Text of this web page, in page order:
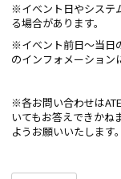
※イベント日やシステ
る場合があります。
※イベント前日〜当日
のインフォメーション
※各お問い合わせは
いてもお答えできかね
ようお願いいたします。